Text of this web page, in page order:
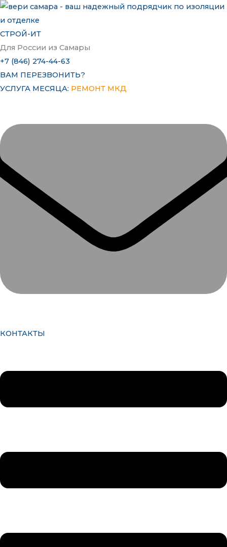
Перейти
к
содержимому
СТРОЙ-ИТ
Для России из Самары
+7 (846) 274-44-63
ВАМ ПЕРЕЗВОНИТЬ?
УСЛУГА МЕСЯЦА: РЕМОНТ МКД
КОНТАКТЫ